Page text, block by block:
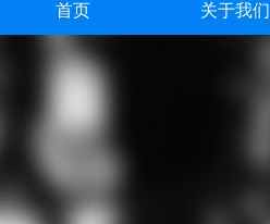
首页 关于我们